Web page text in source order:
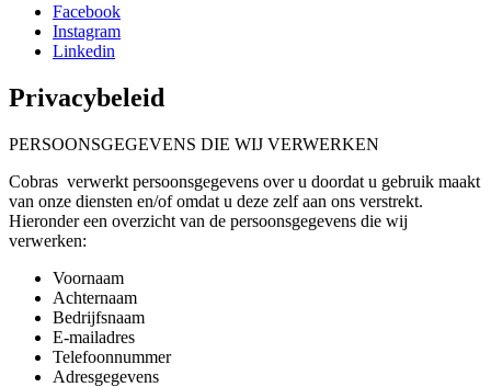
Facebook
Instagram
Linkedin
Privacybeleid
PERSOONSGEGEVENS DIE WIJ VERWERKEN
Cobras verwerkt persoonsgegevens over u doordat u gebruik maakt
van onze diensten en/of omdat u deze zelf aan ons verstrekt.
Hieronder een overzicht van de persoonsgegevens die wij
verwerken:
Voornaam
Achternaam
Bedrijfsnaam
E-mailadres
Telefoonnummer
Adresgegevens